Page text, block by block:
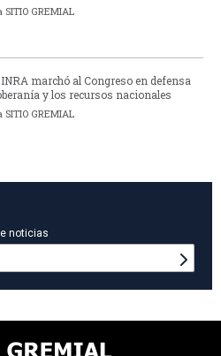
GREMIAL
marchó al Congreso en defensa
y los recursos nacionales
GREMIAL
noticias